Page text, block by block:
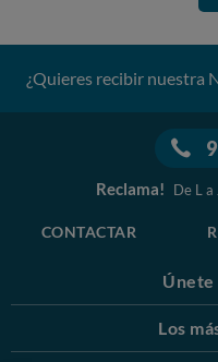
¿Quieres recibir nuestra
Reclama! De L
CONTACTAR
Únete
Los